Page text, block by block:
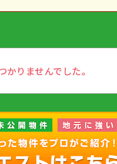
りませんでした。